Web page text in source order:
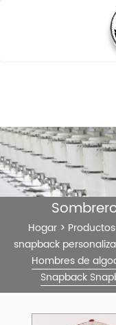
Hogar > Productos
snapback
Hombres de
Snapback